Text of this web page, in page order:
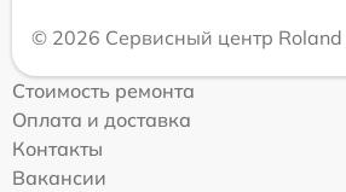
© 2026 Сервисный центр Roland
Стоимость ремонта
Оплата и доставка
Контакты
Вакансии